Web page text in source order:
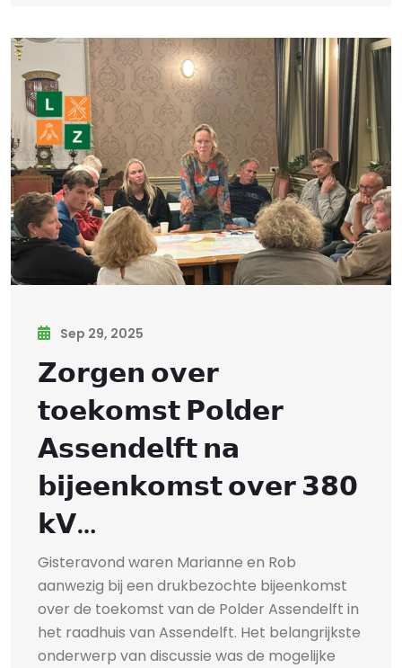
Sep 29, 2025
𝗭𝗼𝗿𝗴𝗲𝗻 𝗼𝘃𝗲𝗿
𝘁𝗼𝗲𝗸𝗼𝗺𝘀𝘁 𝗣𝗼𝗹𝗱𝗲𝗿
𝗔𝘀𝘀𝗲𝗻𝗱𝗲𝗹𝗳𝘁 𝗻𝗮
𝗯𝗶𝗷𝗲𝗲𝗻𝗸𝗼𝗺𝘀𝘁 𝗼𝘃𝗲𝗿 𝟯𝟴𝟬
𝗸𝗩…
Gisteravond waren Marianne en Rob
aanwezig bij een drukbezochte bijeenkomst
over de toekomst van de Polder Assendelft in
het raadhuis van Assendelft. Het belangrijkste
onderwerp van discussie was de mogelijke